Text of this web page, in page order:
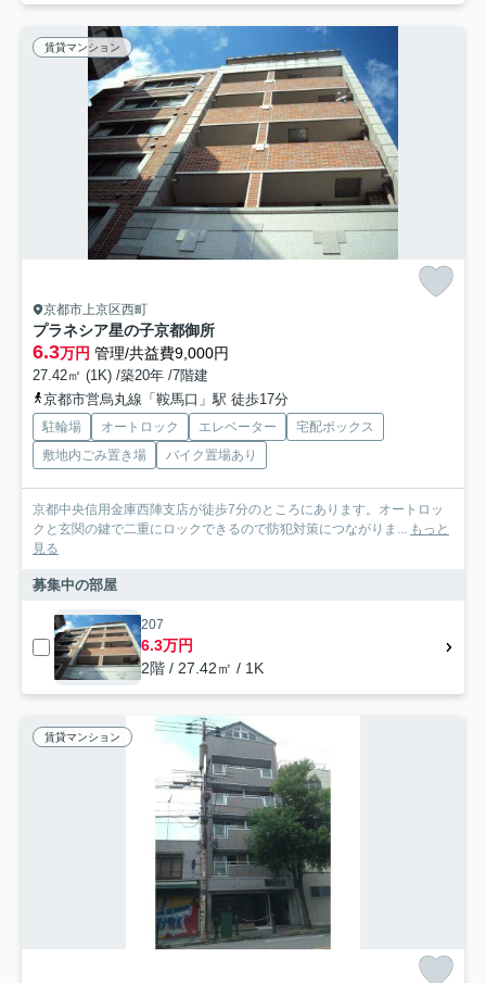
賃貸マンション
京都市上京区西町
プラネシア星の子京都御所
6.3万円 管理/共益費9,000円
27.42㎡ (1K) /築20年 /7階建
京都市営烏丸線「鞍馬口」駅 徒歩17分
駐輪場 オートロック エレベーター
宅配ボックス
敷地内ごみ置き場
バイク置場あり
京都中央信用金庫西陣支店が徒歩7分のところにあります。オートロッ
クと玄関の鍵で二重にロックできるので防犯対策につながりま... もっと
見る
募集中の部屋
207
6.3万円
2階 / 27.42㎡ / 1K
賃貸マンション